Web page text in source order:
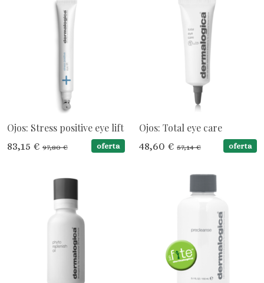
Ojos: Stress positive eye lift
83,15 € 97,80 € oferta
Ojos: Total eye care
48,60 € 57,14 € oferta